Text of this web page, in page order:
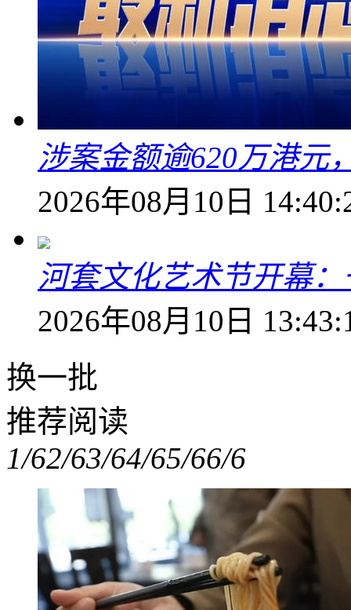
涉案金额逾620万港元
2026年08月10日
河套文化艺术节开幕
2026年08月10日
换一批
推荐阅读
1/62/63/64/65/66/6